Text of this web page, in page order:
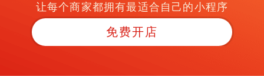
让每个商家都拥有最适合自己的小程序
免费开店